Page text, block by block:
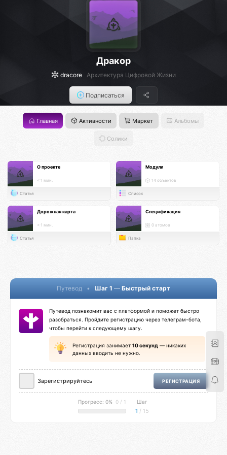
Дракор
dracore Архитектура Цифровой Жизни
Подписаться
Главная Активности Маркет Альбомы
Солики
О проекте
< 1 мин.
Статья
Модули
14 объектов
Список
Дорожная карта
< 1 мин.
Статья
Спецификация
0 атомов
Папка
Путевод • Шаг 1 — Быстрый старт
Путевод познакомит вас с платформой и поможет быстро
разобраться. Пройдите регистрацию через телеграм-бота,
чтобы перейти к следующему шагу.
Регистрация занимает 10 секунд — никаких
данных вводить не нужно.
Зарегистрируйтесь РЕГИСТРАЦИЯ
Прогресс: 0% 0 / 1 Шаг
1 / 15